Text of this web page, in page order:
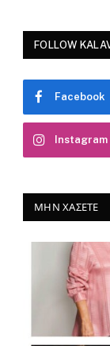
FOLLOW
Facebook
Instagram
ΜΗΝ ΧΆΣΕΤΕ